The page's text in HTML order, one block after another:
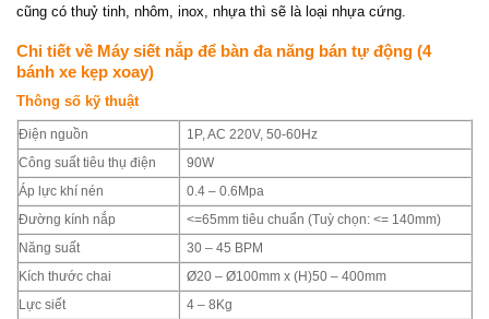
cũng có thuỷ tinh, nhôm, inox, nhựa thì sẽ là loại nhựa cứng.
Chi tiết về Máy siết nắp để bàn đa năng bán tự động (4
bánh xe kẹp xoay)
Thông số kỹ thuật
Điện nguồn 1P, AC 220V, 50-60Hz
Công suất tiêu thụ điện 90W
Áp lực khí nén 0.4 – 0.6Mpa
Đường kính nắp <=65mm tiêu chuẩn (Tuỳ chọn: <= 140mm)
Năng suất 30 – 45 BPM
Kích thước chai Ø20 – Ø100mm x (H)50 – 400mm
Lực siết 4 – 8Kg